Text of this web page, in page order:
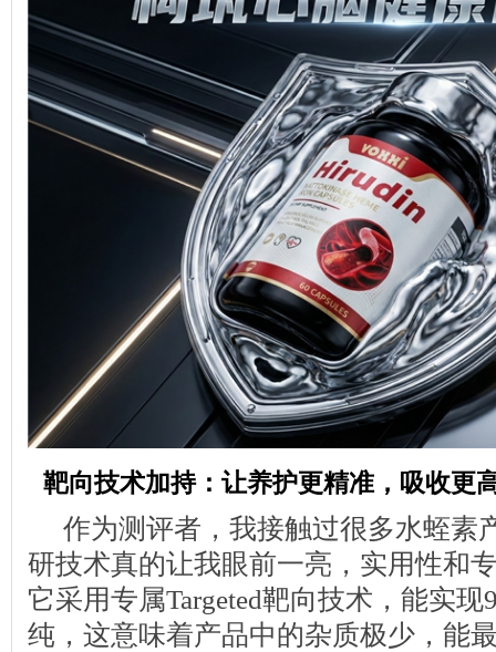
靶向技术加持：让养护更精准，吸收更
作为测评者，我接触过很多水蛭素
研技术真的让我眼前一亮，实用性和
它采用专属Targeted靶向技术，能实现
纯，这意味着产品中的杂质极少，能